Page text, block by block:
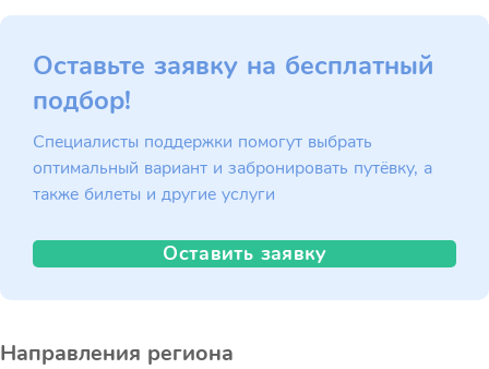
Оставьте заявку на бесплатный
подбор!
Специалисты поддержки помогут выбрать
оптимальный вариант и забронировать путёвку, а
также билеты и другие услуги
Оставить заявку
Направления региона